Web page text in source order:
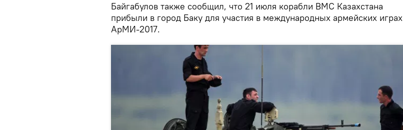
Байгабулов также сообщил, что 21 июля корабли ВМС Казахстана
прибыли в город Баку для участия в международных армейских играх
АрМИ-2017.